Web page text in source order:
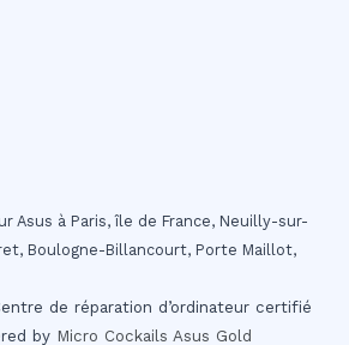
Asus à Paris, île de France, Neuilly-sur-
Boulogne-Billancourt, Porte Maillot,
de réparation d’ordinateur certifié
by Micro Cockails Asus Gold